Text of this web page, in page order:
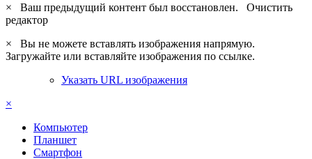
×
Ваш предыдущий контент был восстановлен. Очистить
редактор
×
Вы не можете вставлять изображения напрямую.
Загружайте или вставляйте изображения по ссылке.
Указать URL изображения
×
Компьютер
Планшет
Смартфон